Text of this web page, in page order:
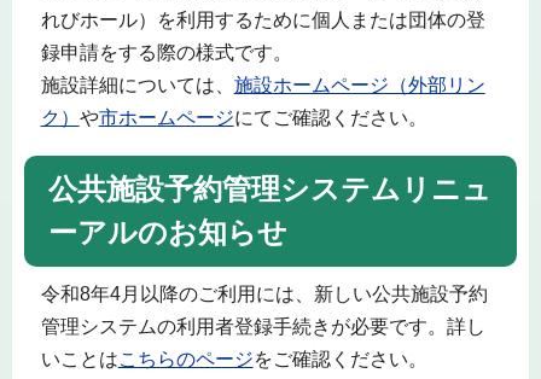
れびホール）を利用するために個人または団体の登
録申請をする際の様式です。
施設詳細については、 施設ホームページ（外部リン
ク） や市ホームページにてご確認ください。
公共施設予約管理システムリニュ
ーアルのお知らせ
令和8年4月以降のご利用には、新しい公共施設予約
管理システムの利用者登録手続きが必要です。詳し
いことはこちらのページをご確認ください。